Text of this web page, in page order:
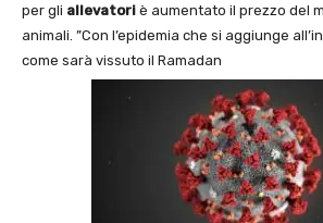
per gli allevatori è aumentato il prezzo del
animali. ”Con l’epidemia che si aggiunge
come sarà vissuto il Ramadan